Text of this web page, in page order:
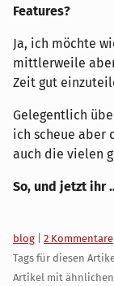
Features?
Ja, ich möchte
mittlerweile
Zeit gut
Gelegentlich
ich scheue aber
auch die vielen
So, und jetzt ihr
Kategorien:
blog
2 Kommentare
Tags für diesen
Artikel mit